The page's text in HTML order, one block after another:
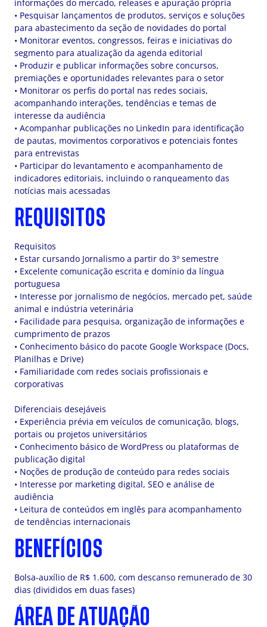
informações do mercado, releases e apuração própria
• Pesquisar lançamentos de produtos, serviços e soluções
para abastecimento da seção de novidades do portal
• Monitorar eventos, congressos, feiras e iniciativas do
segmento para atualização da agenda editorial
• Produzir e publicar informações sobre concursos,
premiações e oportunidades relevantes para o setor
• Monitorar os perfis do portal nas redes sociais,
acompanhando interações, tendências e temas de
interesse da audiência
• Acompanhar publicações no LinkedIn para identificação
de pautas, movimentos corporativos e potenciais fontes
para entrevistas
• Participar do levantamento e acompanhamento de
indicadores editoriais, incluindo o ranqueamento das
notícias mais acessadas
REQUISITOS
Requisitos
• Estar cursando Jornalismo a partir do 3º semestre
• Excelente comunicação escrita e domínio da língua
portuguesa
• Interesse por jornalismo de negócios, mercado pet, saúde
animal e indústria veterinária
• Facilidade para pesquisa, organização de informações e
cumprimento de prazos
• Conhecimento básico do pacote Google Workspace (Docs,
Planilhas e Drive)
• Familiaridade com redes sociais profissionais e
corporativas
Diferenciais desejáveis
• Experiência prévia em veículos de comunicação, blogs,
portais ou projetos universitários
• Conhecimento básico de WordPress ou plataformas de
publicação digital
• Noções de produção de conteúdo para redes sociais
• Interesse por marketing digital, SEO e análise de
audiência
• Leitura de conteúdos em inglês para acompanhamento
de tendências internacionais
BENEFÍCIOS
Bolsa-auxílio de R$ 1.600, com descanso remunerado de 30
dias (divididos em duas fases)
ÁREA DE ATUAÇÃO